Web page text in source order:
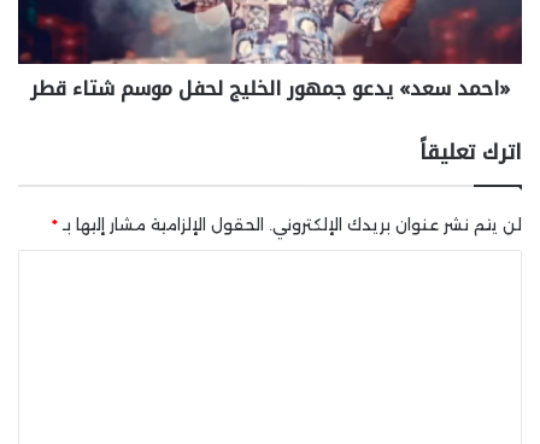
«احمد سعد» يدعو جمهور الخليج لحفل موسم شتاء قطر
اترك تعليقاً
لن يتم نشر عنوان بريدك الإلكتروني. الحقول الإلزامية مشار إليها بـ*